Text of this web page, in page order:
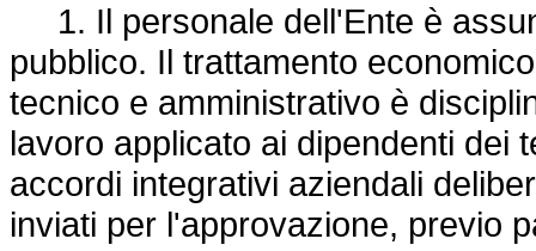
1. Il personale dell'Ente è
pubblico. Il trattamento
tecnico e amministrativo è
lavoro applicato ai dipendenti dei
accordi integrativi aziendali
inviati per l'approvazione, previo